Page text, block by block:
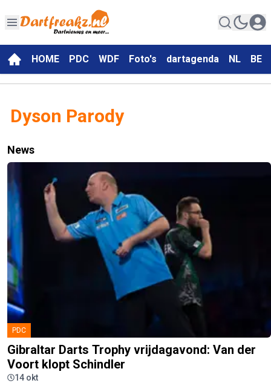
HOME PDC WDF Foto's dartagenda NL BE
Dyson Parody
News
PDC
Gibraltar Darts Trophy vrijdagavond: Van der
Voort klopt Schindler
14 okt